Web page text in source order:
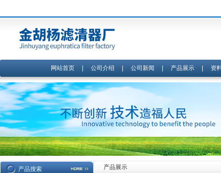
网站首页| 公司介绍 公司新闻 产品展示| 资
产品搜索 产品展示